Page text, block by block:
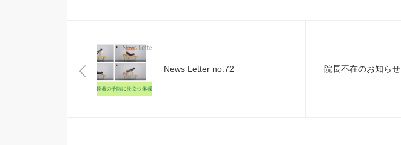
News Letter no.72 院長不在のお知らせ